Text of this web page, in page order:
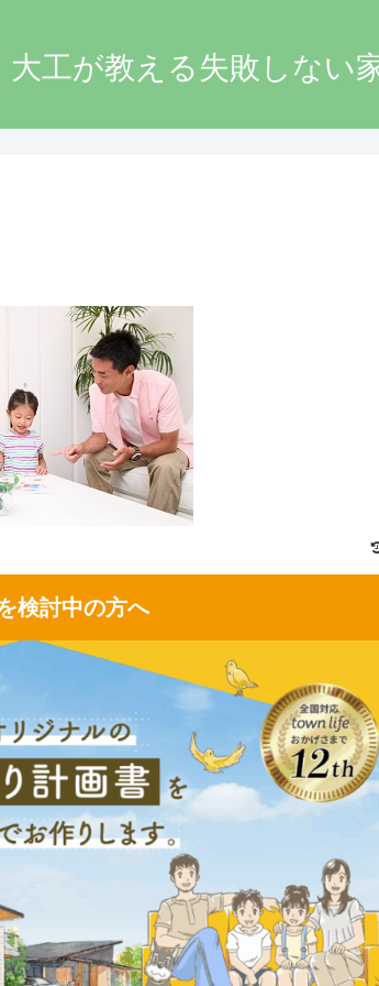
大工が教える失敗しない
検討中の方へ